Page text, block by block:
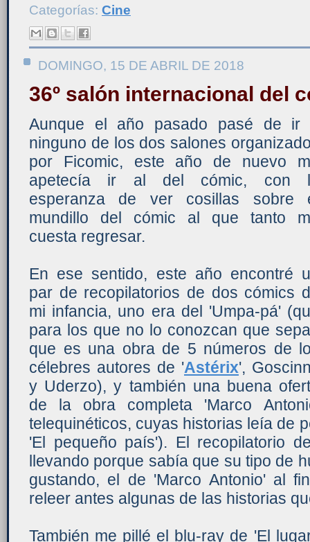
Categorías: Cine
DOMINGO, 15 DE ABRIL DE 2018
36º salón internacional del
Aunque el año pasado pasé de ir
ninguno de los dos salones
por Ficomic, este año de nuevo
apetecía ir al del cómic, con
esperanza de ver cosillas sobre
mundillo del cómic al que tanto
cuesta regresar.
En ese sentido, este año encontré
par de recopilatorios de dos cómics
mi infancia, uno era del 'Umpa-pá'
para los que no lo conozcan que
que es una obra de 5 números de
célebres autores de 'Astérix',
y Uderzo), y también una buena
de la obra completa 'Marco
telequinéticos, cuyas historias leía de
'El pequeño país'). El recopilatorio
llevando porque sabía que su tipo de
gustando, el de 'Marco Antonio' al
releer antes algunas de las historias
También me pillé el blu-ray de 'El